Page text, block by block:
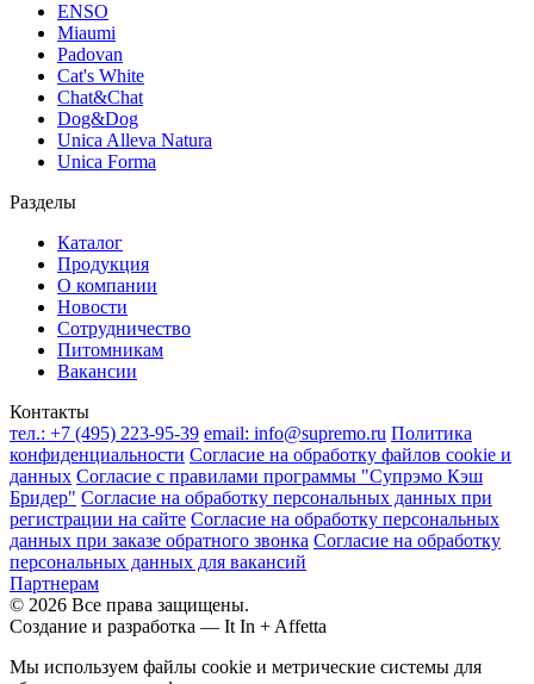
ENSO
Miaumi
Padovan
Cat's White
Chat&Chat
Dog&Dog
Unica Alleva Natura
Unica Forma
Разделы
Каталог
Продукция
О компании
Новости
Сотрудничество
Питомникам
Вакансии
Контакты
тел.: +7 (495) 223-95-39 email: info@supremo.ru Политика
конфиденциальности Согласие на обработку файлов cookie и
данных Согласие с правилами программы "Супрэмо Кэш
Бридер" Согласие на обработку персональных данных при
регистрации на сайте Согласие на обработку персональных
данных при заказе обратного звонка Согласие на обработку
персональных данных для вакансий
Партнерам
© 2026 Все права защищены.
Создание и разработка — It In + Affetta
Мы используем файлы cookie и метрические системы для